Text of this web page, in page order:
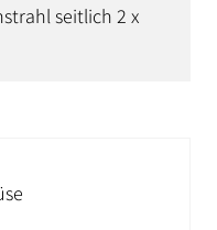
seitlich 2 x